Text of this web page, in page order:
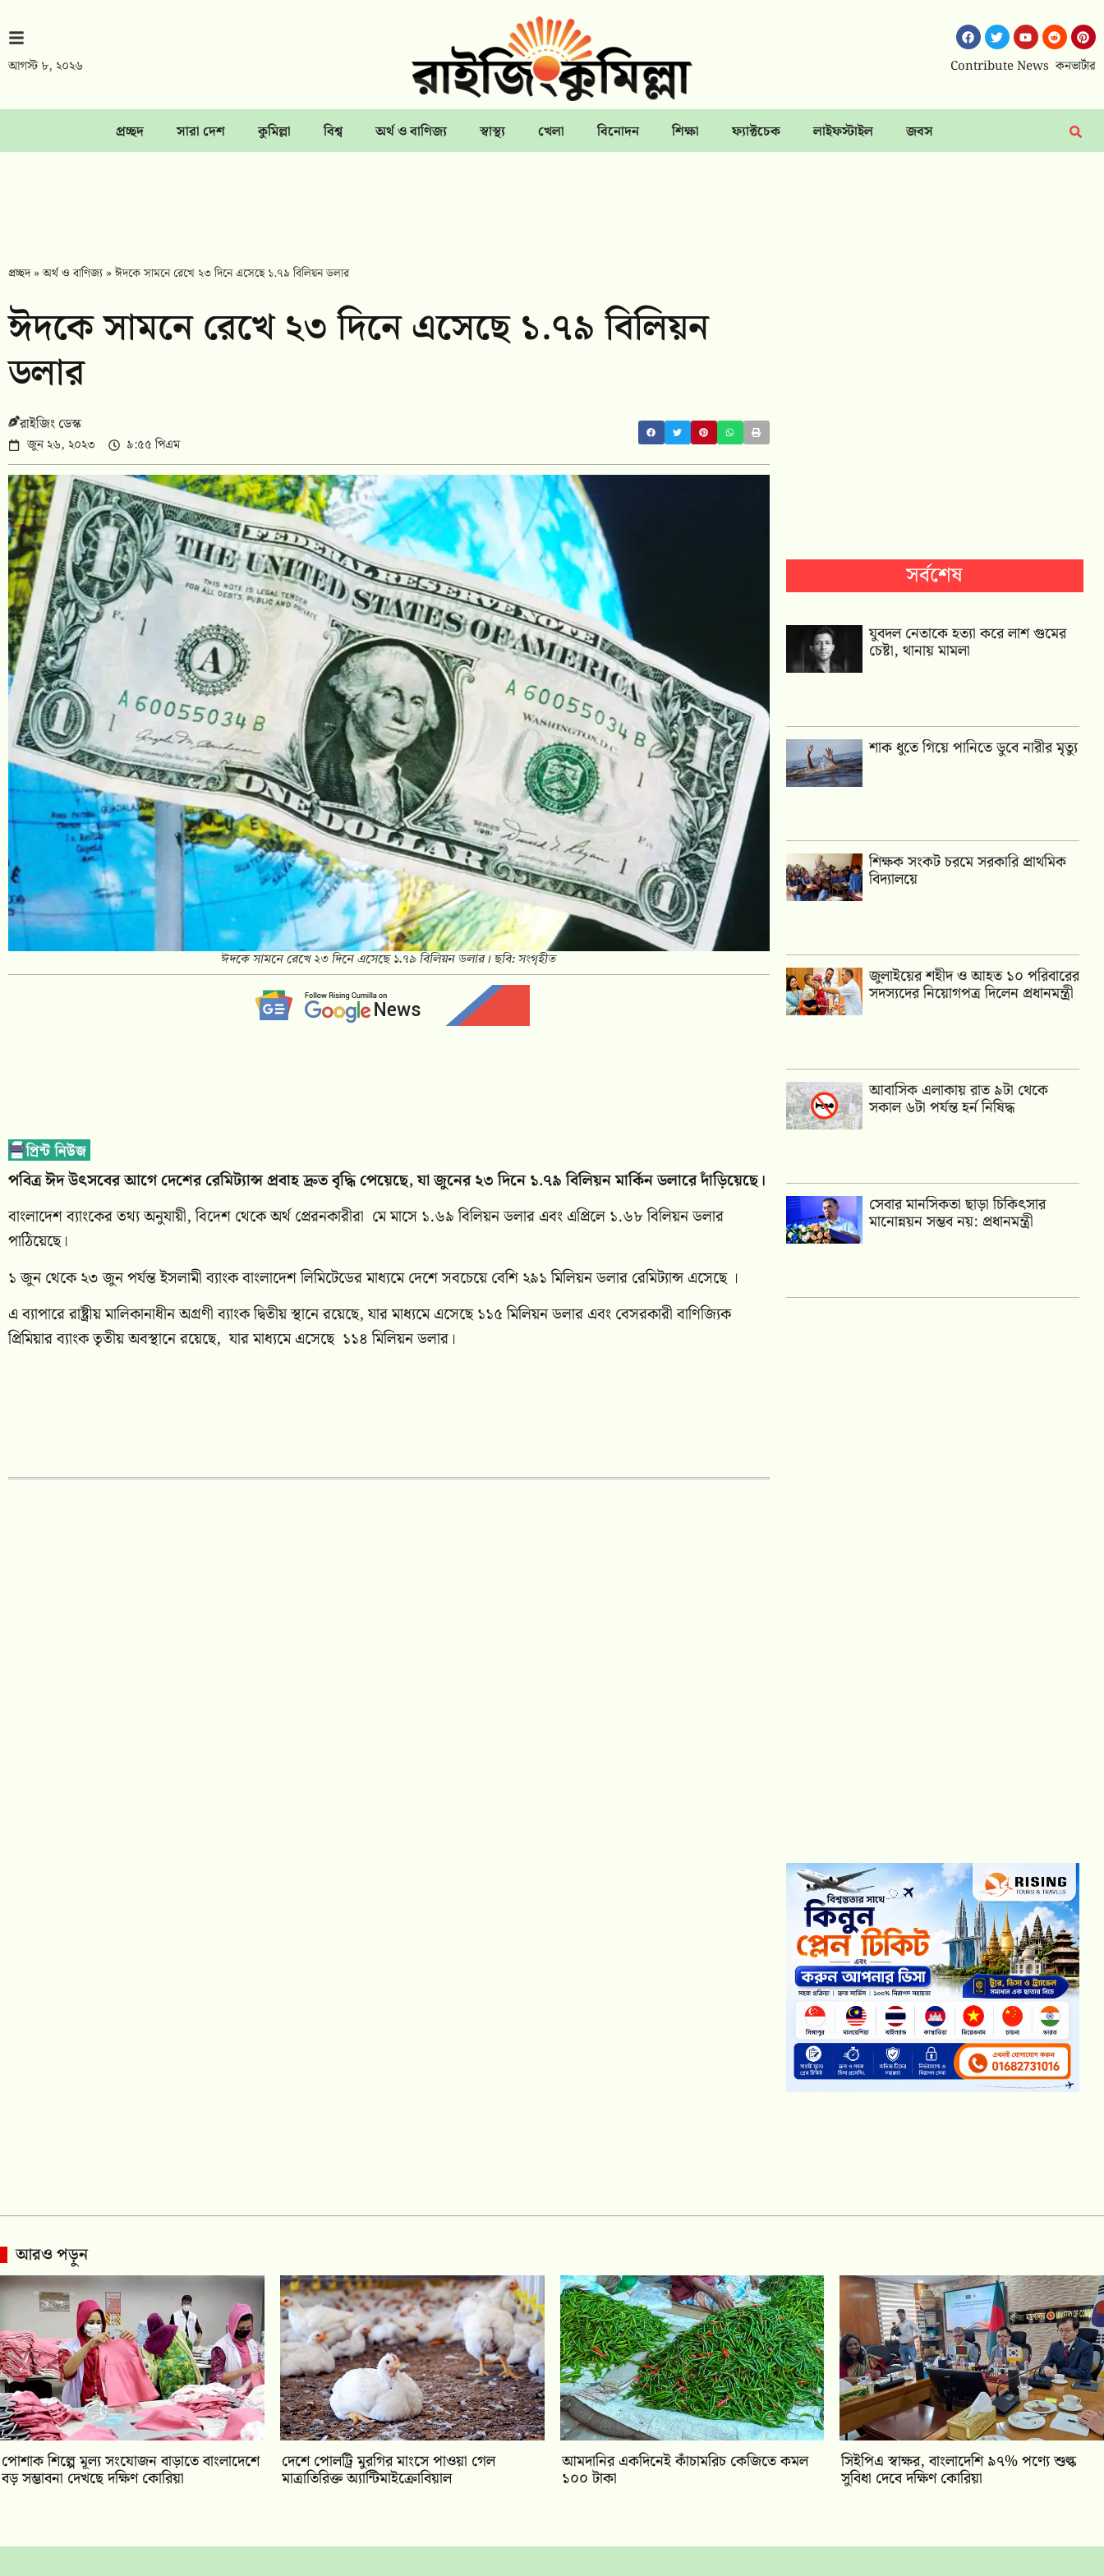
আগস্ট ৮, ২০২৬ Contribute News কনভার্টার
প্রচ্ছদ সারা দেশ কুমিল্লা বিশ্ব অর্থ ও বাণিজ্য স্বাস্থ্য খেলা বিনোদন শিক্ষা ফ্যাক্টচেক লাইফস্টাইল জবস
প্রচ্ছদ»অর্থ ও বাণিজ্য»ঈদকে সামনে রেখে ২৩ দিনে এসেছে ১.৭৯ বিলিয়ন ডলার
ঈদকে সামনে রেখে ২৩ দিনে এসেছে ১.৭৯ বিলিয়ন
ডলার
রাইজিং ডেস্ক
জুন ২৬, ২০২৩ ৯:৫৫ পিএম
ঈদকে সামনে রেখে ২৩ দিনে এসেছে ১.৭৯ বিলিয়ন ডলার। ছবি: সংগৃহীত
পবিত্র ঈদ উৎসবের আগে দেশের রেমিট্যান্স প্রবাহ দ্রুত বৃদ্ধি পেয়েছে, যা জুনের ২৩ দিনে ১.৭৯ বিলিয়ন মার্কিন ডলারে দাঁড়িয়েছে।
বাংলাদেশ ব্যাংকের তথ্য অনুযায়ী, বিদেশ থেকে অর্থ প্রেরনকারীরা মে মাসে ১.৬৯ বিলিয়ন ডলার এবং এপ্রিলে ১.৬৮ বিলিয়ন ডলার
পাঠিয়েছে।
১ জুন থেকে ২৩ জুন পর্যন্ত ইসলামী ব্যাংক বাংলাদেশ লিমিটেডের মাধ্যমে দেশে সবচেয়ে বেশি ২৯১ মিলিয়ন ডলার রেমিট্যান্স এসেছে ।
এ ব্যাপারে রাষ্ট্রীয় মালিকানাধীন অগ্রণী ব্যাংক দ্বিতীয় স্থানে রয়েছে, যার মাধ্যমে এসেছে ১১৫ মিলিয়ন ডলার এবং বেসরকারী বাণিজ্যিক
প্রিমিয়ার ব্যাংক তৃতীয় অবস্থানে রয়েছে, যার মাধ্যমে এসেছে ১১৪ মিলিয়ন ডলার।
সর্বশেষ
যুবদল নেতাকে হত্যা করে লাশ গুমের
চেষ্টা, থানায় মামলা
শাক ধুতে গিয়ে পানিতে ডুবে নারীর মৃত্যু
শিক্ষক সংকট চরমে সরকারি প্রাথমিক
বিদ্যালয়ে
জুলাইয়ের শহীদ ও আহত ১০ পরিবারের
সদস্যদের নিয়োগপত্র দিলেন প্রধানমন্ত্রী
আবাসিক এলাকায় রাত ৯টা থেকে
সকাল ৬টা পর্যন্ত হর্ন নিষিদ্ধ
সেবার মানসিকতা ছাড়া চিকিৎসার
মানোন্নয়ন সম্ভব নয়: প্রধানমন্ত্রী
আরও পড়ুন
পোশাক শিল্পে মূল্য সংযোজন বাড়াতে বাংলাদেশে
বড় সম্ভাবনা দেখছে দক্ষিণ কোরিয়া
দেশে পোলট্রি মুরগির মাংসে পাওয়া গেল
মাত্রাতিরিক্ত অ্যান্টিমাইক্রোবিয়াল
আমদানির একদিনেই কাঁচামরিচ কেজিতে কমল
১০০ টাকা
সিইপিএ স্বাক্ষর, বাংলাদেশি ৯৭% পণ্যে শুল্ক
সুবিধা দেবে দক্ষিণ কোরিয়া